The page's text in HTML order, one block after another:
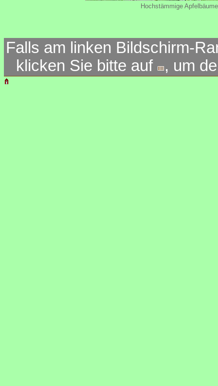
Hochstämmige
Falls am linken Bildschirm-
klicken Sie bitte auf
, um